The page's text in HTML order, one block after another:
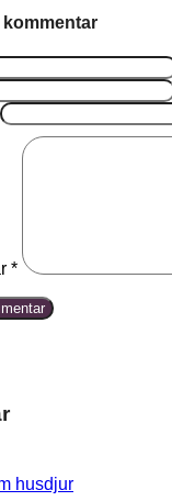
kommentar
*